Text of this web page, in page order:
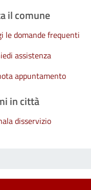
il comune
le domande frequenti
assistenza
appuntamento
in città
disservizio